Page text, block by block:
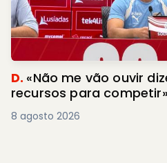
D. «Não me vão ouvir
recursos para competir»
8 agosto 2026